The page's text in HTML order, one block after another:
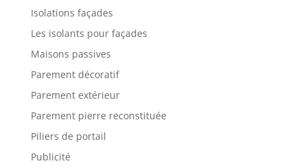
Isolations façades
Les isolants pour façades
Maisons passives
Parement décoratif
Parement extérieur
Parement pierre reconstituée
Piliers de portail
Publicité